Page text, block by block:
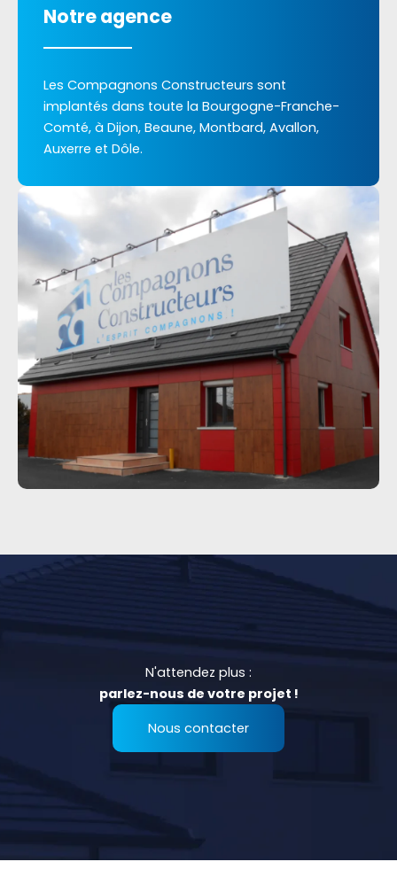
Notre agence
Les Compagnons Constructeurs sont
implantés dans toute la Bourgogne-Franche-
Comté, à Dijon, Beaune, Montbard, Avallon,
Auxerre et Dôle.
N'attendez plus :
parlez-nous de votre projet !
Nous contacter